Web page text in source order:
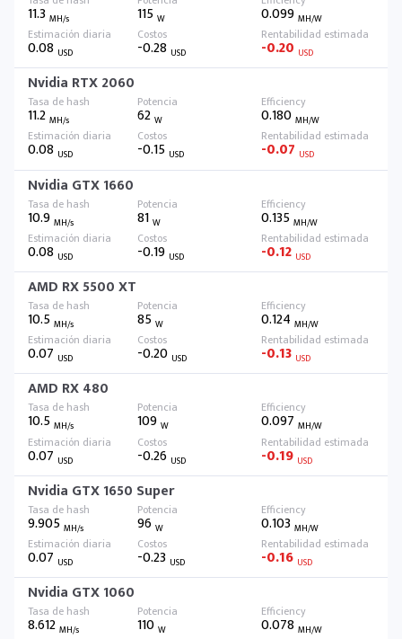
11.3 MH/s 115W 0.099 MH/W
0.08 USD -0.28 USD -0.20 USD
Nvidia RTX 2060
11.2 MH/s 62W 0.180 MH/W
0.08 USD -0.15 USD -0.07 USD
Nvidia GTX 1660
10.9 MH/s 81W 0.135 MH/W
0.08 USD -0.19 USD -0.12 USD
AMD RX 5500 XT
10.5 MH/s 85W 0.124 MH/W
0.07 USD -0.20 USD -0.13 USD
AMD RX 480
10.5 MH/s 109W 0.097 MH/W
0.07 USD -0.26 USD -0.19 USD
Nvidia GTX 1650 Super
9.905 MH/s 96W 0.103 MH/W
0.07 USD -0.23 USD -0.16 USD
Nvidia GTX 1060
8.612 MH/s 110W 0.078 MH/W